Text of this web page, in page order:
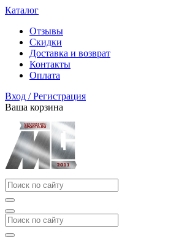
Каталог
Отзывы
Скидки
Доставка и возврат
Контакты
Оплата
Вход / Регистрация
Ваша корзина